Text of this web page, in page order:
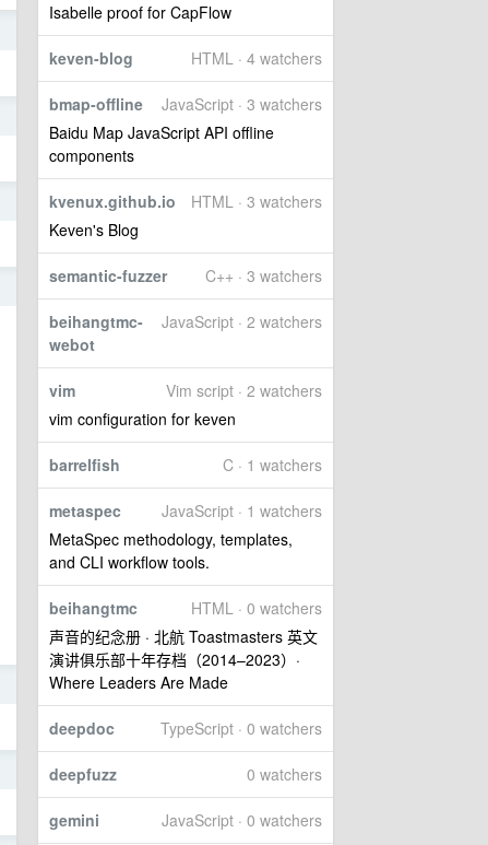
Isabelle proof for CapFlow
HTML · 4 watchers
keven-blog
JavaScript · 3 watchers
bmap-offline
Baidu Map JavaScript API offline
components
HTML · 3 watchers
kvenux.github.io
Keven's Blog
C++ · 3 watchers
semantic-fuzzer
JavaScript · 2 watchers
beihangtmc-
webot
Vim script · 2 watchers
vim
vim configuration for keven
C · 1 watchers
barrelfish
JavaScript · 1 watchers
metaspec
MetaSpec methodology, templates,
and CLI workflow tools.
HTML · 0 watchers
beihangtmc
声音的纪念册 · 北航 Toastmasters 英文
演讲俱乐部十年存档（2014–2023）·
Where Leaders Are Made
TypeScript · 0 watchers
deepdoc
0 watchers
deepfuzz
JavaScript · 0 watchers
gemini